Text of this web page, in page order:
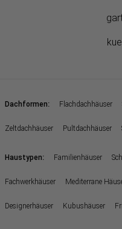
Dachformen: Flachdachhäuser
Zeltdachhäuser Pultdachhäuser
Haustypen: Familienhäuser
Fachwerkhäuser Mediterrane
Designerhäuser Kubushäuser